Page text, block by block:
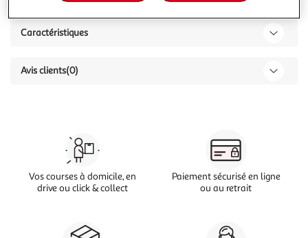
Caractéristiques
Avis clients(0)
Vos courses à domicile, en
drive ou click & collect
Paiement sécurisé en ligne
ou au retrait